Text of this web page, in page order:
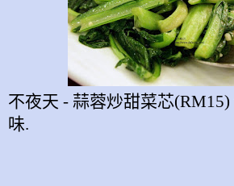
不夜天 - 蒜蓉炒甜菜芯(RM15)
味.